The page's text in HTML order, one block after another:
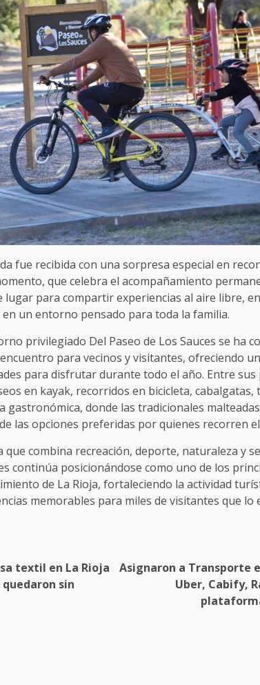
fue recibida con una sorpresa especial en
que celebra el acompañamiento
lugar para compartir experiencias al aire libre,
un entorno pensado para toda la familia.
privilegiado Del Paseo de Los Sauces se ha
para vecinos y visitantes, ofreciendo
para disfrutar durante todo el año. Entre
en kayak, recorridos en bicicleta, cabalgatas,
gastronómica, donde las tradicionales
las opciones preferidas por quienes recorren
combina recreación, deporte, naturaleza y
continúa posicionándose como uno de los
de La Rioja, fortaleciendo la actividad
memorables para miles de visitantes que lo
textil en La Rioja
sin
Asignaron a Transporte
Uber, Cabify,